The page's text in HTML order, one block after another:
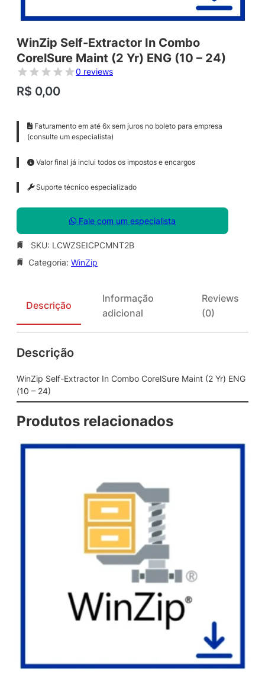
WinZip Self-Extractor In Combo
CorelSure Maint (2 Yr) ENG (10 – 24)
0 reviews
R$ 0,00
Faturamento em até 6x sem juros no boleto para empresa
(consulte um especialista)
Valor final já inclui todos os impostos e encargos
Suporte técnico especializado
Fale com um especialista
SKU: LCWZSEICPCMNT2B
Categoria: WinZip
Descrição
Informação
adicional
Reviews
(0)
Descrição
WinZip Self-Extractor In Combo CorelSure Maint (2 Yr) ENG
(10 – 24)
Produtos relacionados